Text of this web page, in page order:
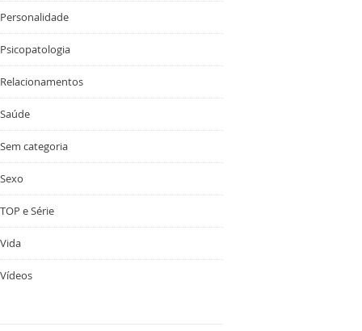
Personalidade
Psicopatologia
Relacionamentos
Saúde
Sem categoria
Sexo
TOP e Série
Vida
Vídeos